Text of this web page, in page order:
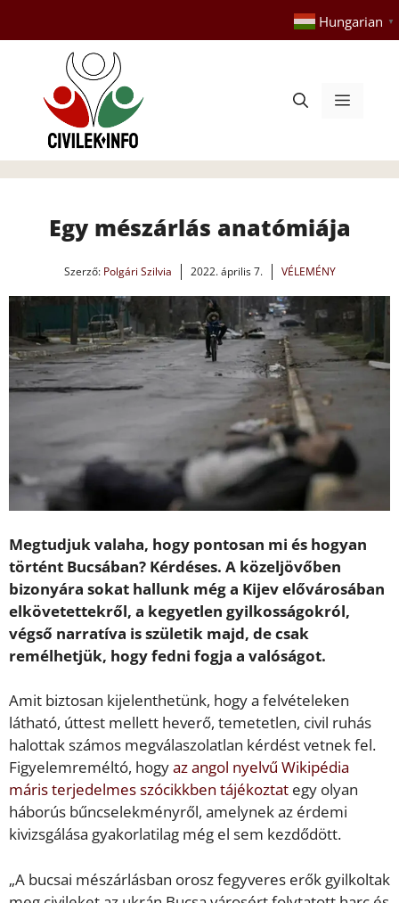
tartalomba
Hungarian ▼
Menü
Egy mészárlás anatómiája
Szerző: Polgári Szilvia 2022. április 7. VÉLEMÉNY
Megtudjuk valaha, hogy pontosan mi és hogyan
történt Bucsában? Kérdéses. A közeljövőben
bizonyára sokat hallunk még a Kijev elővárosában
elkövetettekről, a kegyetlen gyilkosságokról,
végső narratíva is születik majd, de csak
remélhetjük, hogy fedni fogja a valóságot.
Amit biztosan kijelenthetünk, hogy a felvételeken
látható, úttest mellett heverő, temetetlen, civil ruhás
halottak számos megválaszolatlan kérdést vetnek fel.
Figyelemreméltó, hogyaz angol nyelvű Wikipédia
máris terjedelmes szócikkben tájékoztat egy olyan
háborús bűncselekményről, amelynek az érdemi
kivizsgálása gyakorlatilag még el sem kezdődött.
„A bucsai mészárlásban orosz fegyveres erők gyilkoltak